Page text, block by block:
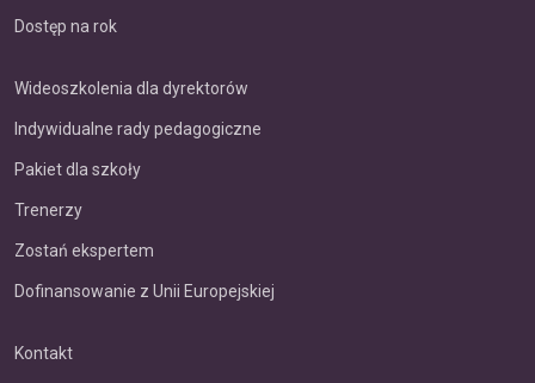
Dostęp na rok
Wideoszkolenia dla dyrektorów
Indywidualne rady pedagogiczne
Pakiet dla szkoły
Trenerzy
Zostań ekspertem
Dofinansowanie z Unii Europejskiej
Kontakt